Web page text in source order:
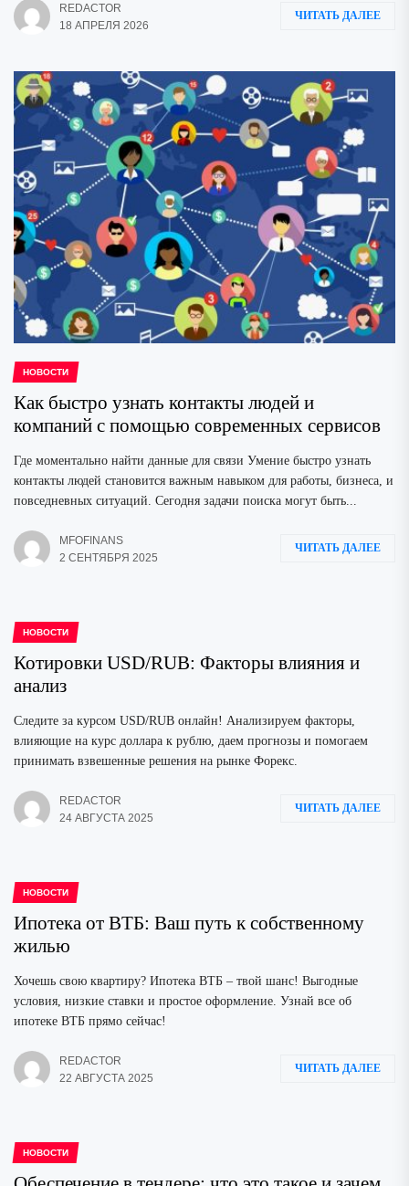
REDACTOR
18 АПРЕЛЯ 2026
ЧИТАТЬ ДАЛЕЕ
НОВОСТИ
Как быстро узнать контакты людей и
компаний с помощью современных сервисов
Где моментально найти данные для связи Умение быстро узнать
контакты людей становится важным навыком для работы, бизнеса, и
повседневных ситуаций. Сегодня задачи поиска могут быть...
MFOFINANS
2 СЕНТЯБРЯ 2025
ЧИТАТЬ ДАЛЕЕ
НОВОСТИ
Котировки USD/RUB: Факторы влияния и
анализ
Следите за курсом USD/RUB онлайн! Анализируем факторы,
влияющие на курс доллара к рублю, даем прогнозы и помогаем
принимать взвешенные решения на рынке Форекс.
REDACTOR
24 АВГУСТА 2025
ЧИТАТЬ ДАЛЕЕ
НОВОСТИ
Ипотека от ВТБ: Ваш путь к собственному
жилью
Хочешь свою квартиру? Ипотека ВТБ – твой шанс! Выгодные
условия, низкие ставки и простое оформление. Узнай все об
ипотеке ВТБ прямо сейчас!
REDACTOR
22 АВГУСТА 2025
ЧИТАТЬ ДАЛЕЕ
НОВОСТИ